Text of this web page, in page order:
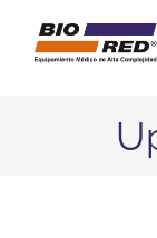
contenido